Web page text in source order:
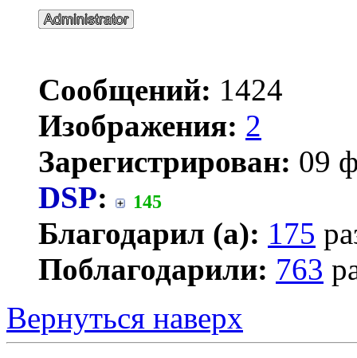
Сообщений: 1424
Изображения: 2
Зарегистрирован: 09
DSP: 145
Благодарил (а): 175
Поблагодарили: 763
Вернуться наверх